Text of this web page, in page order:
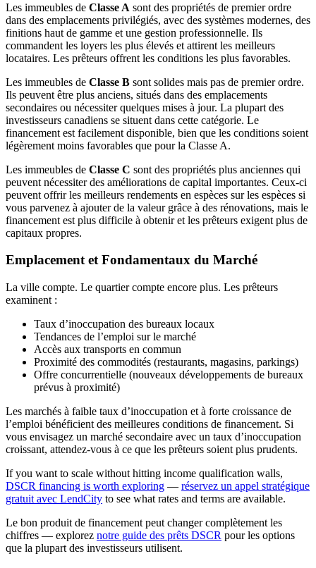
Les immeubles de Classe A sont des propriétés de premier ordre
dans des emplacements privilégiés, avec des systèmes modernes, des
finitions haut de gamme et une gestion professionnelle. Ils
commandent les loyers les plus élevés et attirent les meilleurs
locataires. Les prêteurs offrent les conditions les plus favorables.
Les immeubles de Classe B sont solides mais pas de premier ordre.
Ils peuvent être plus anciens, situés dans des emplacements
secondaires ou nécessiter quelques mises à jour. La plupart des
investisseurs canadiens se situent dans cette catégorie. Le
financement est facilement disponible, bien que les conditions soient
légèrement moins favorables que pour la Classe A.
Les immeubles de Classe C sont des propriétés plus anciennes qui
peuvent nécessiter des améliorations de capital importantes. Ceux-ci
peuvent offrir les meilleurs rendements en espèces sur les espèces si
vous parvenez à ajouter de la valeur grâce à des rénovations, mais le
financement est plus difficile à obtenir et les prêteurs exigent plus de
capitaux propres.
Emplacement et Fondamentaux du Marché
La ville compte. Le quartier compte encore plus. Les prêteurs
examinent :
Taux d’inoccupation des bureaux locaux
Tendances de l’emploi sur le marché
Accès aux transports en commun
Proximité des commodités (restaurants, magasins, parkings)
Offre concurrentielle (nouveaux développements de bureaux
prévus à proximité)
Les marchés à faible taux d’inoccupation et à forte croissance de
l’emploi bénéficient des meilleures conditions de financement. Si
vous envisagez un marché secondaire avec un taux d’inoccupation
croissant, attendez-vous à ce que les prêteurs soient plus prudents.
If you want to scale without hitting income qualification walls,
DSCR financing is worth exploring — réservez un appel stratégique
gratuit avec LendCity to see what rates and terms are available.
Le bon produit de financement peut changer complètement les
chiffres — explorez notre guide des prêts DSCR pour les options
que la plupart des investisseurs utilisent.